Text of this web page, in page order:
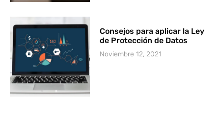
Consejos para aplicar la Ley
de Protección de Datos
Noviembre 12, 2021